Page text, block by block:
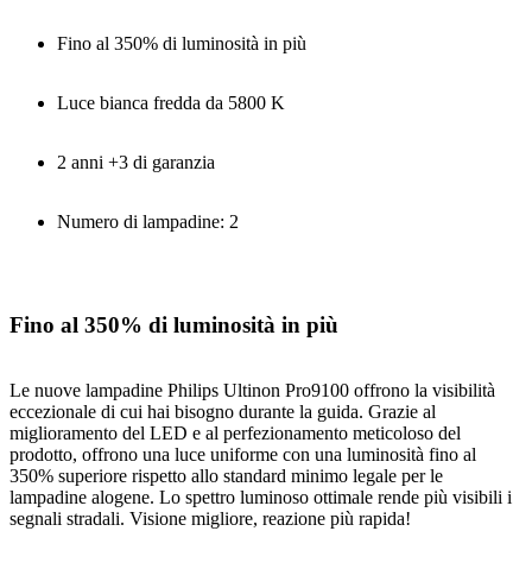
Fino al 350% di luminosità in più
Luce bianca fredda da 5800 K
2 anni +3 di garanzia
Numero di lampadine: 2
Fino al 350% di luminosità in più
Le nuove lampadine Philips Ultinon Pro9100 offrono la visibilità
eccezionale di cui hai bisogno durante la guida. Grazie al
miglioramento del LED e al perfezionamento meticoloso del
prodotto, offrono una luce uniforme con una luminosità fino al
350% superiore rispetto allo standard minimo legale per le
lampadine alogene. Lo spettro luminoso ottimale rende più visibili i
segnali stradali. Visione migliore, reazione più rapida!